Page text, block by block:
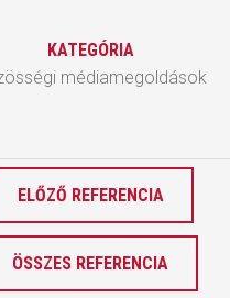
KATEGÓRIA
médiamegoldások
ELŐZŐ REFERENCIA
ÖSSZES REFERENCIA